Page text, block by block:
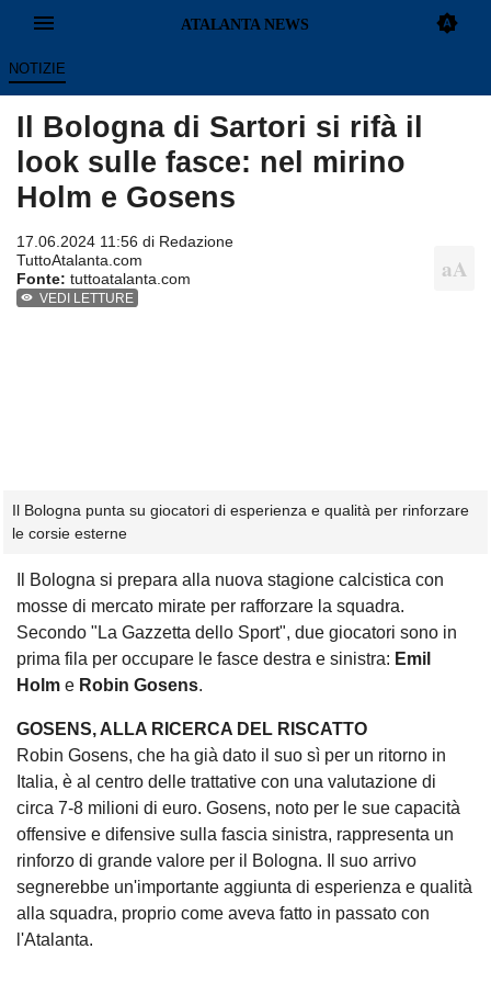
NOTIZIE
Il Bologna di Sartori si rifà il
look sulle fasce: nel mirino
Holm e Gosens
17.06.2024 11:56 di Redazione
TuttoAtalanta.com
Fonte: tuttoatalanta.com
VEDI LETTURE
Il Bologna punta su giocatori di esperienza e qualità per rinforzare
le corsie esterne
Il Bologna si prepara alla nuova stagione calcistica con
mosse di mercato mirate per rafforzare la squadra.
Secondo "La Gazzetta dello Sport", due giocatori sono in
prima fila per occupare le fasce destra e sinistra: Emil
Holm e Robin Gosens.
GOSENS, ALLA RICERCA DEL RISCATTO
Robin Gosens, che ha già dato il suo sì per un ritorno in
Italia, è al centro delle trattative con una valutazione di
circa 7-8 milioni di euro. Gosens, noto per le sue capacità
offensive e difensive sulla fascia sinistra, rappresenta un
rinforzo di grande valore per il Bologna. Il suo arrivo
segnerebbe un'importante aggiunta di esperienza e qualità
alla squadra, proprio come aveva fatto in passato con
l'Atalanta.